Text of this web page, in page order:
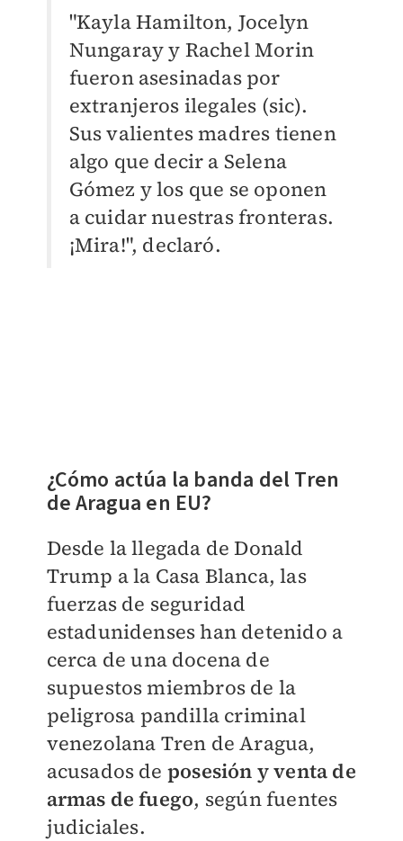
"Kayla Hamilton, Jocelyn
Nungaray y Rachel Morin
fueron asesinadas por
extranjeros ilegales (sic).
Sus valientes madres tienen
algo que decir a Selena
Gómez y los que se oponen
a cuidar nuestras fronteras.
¡Mira!", declaró.
¿Cómo actúa la banda del Tren
de Aragua en EU?
Desde la llegada de Donald
Trump a la Casa Blanca, las
fuerzas de seguridad
estadunidenses han detenido a
cerca de una docena de
supuestos miembros de la
peligrosa pandilla criminal
venezolana Tren de Aragua,
acusados de posesión y venta de
armas de fuego, según fuentes
judiciales.